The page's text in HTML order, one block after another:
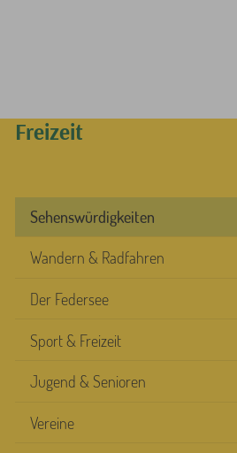
Freizeit
Sehenswürdigkeiten
Wandern & Radfahren
Der Federsee
Sport & Freizeit
Jugend & Senioren
Vereine